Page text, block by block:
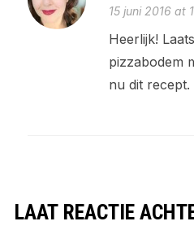
15 juni 2016 at
Heerlijk!
pizzabodem
nu dit recept.
LAAT REACTIE